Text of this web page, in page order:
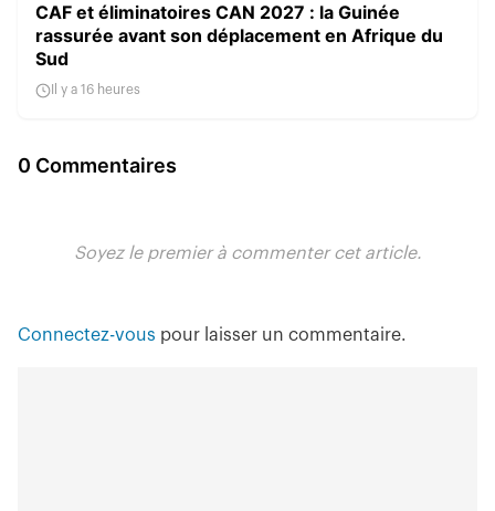
CAF et éliminatoires CAN 2027 : la Guinée
rassurée avant son déplacement en Afrique du
Sud
Il y a 16 heures
0 Commentaires
Soyez le premier à commenter cet article.
Connectez-vous pour laisser un commentaire.